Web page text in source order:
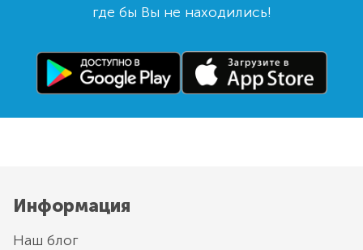
где бы Вы не находились!
Информация
Наш блог